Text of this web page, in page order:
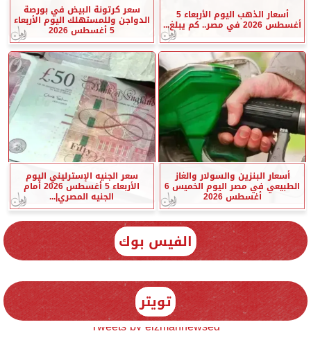
أسعار الذهب اليوم الأربعاء 5
أغسطس 2026 في مصر.. كم يبلغ...
سعر كرتونة البيض في بورصة
الدواجن وللمستهلك اليوم الأربعاء
5 أغسطس 2026
أسعار البنزين والسولار والغاز
الطبيعي في مصر اليوم الخميس 6
أغسطس 2026
سعر الجنيه الإسترليني اليوم
الأربعاء 5 أغسطس 2026 أمام
الجنيه المصري|...
الفيس بوك
تويتر
Tweets by elzmannewseg